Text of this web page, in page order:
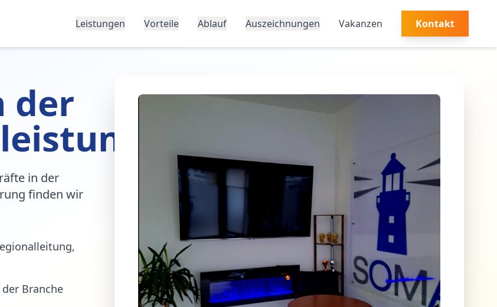
Leistungen Vorteile Ablauf Auszeichnungen Vakanzen Kontakt
der
in der
finden wir
Branche